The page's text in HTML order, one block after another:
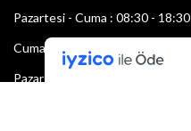
Pazartesi - Cuma : 08:30 - 18:30
Cumartesi : 08:30 - 13:00
Pazar: Kapalı